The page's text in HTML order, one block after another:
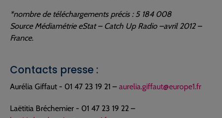
*nombre de téléchargements précis : 5 184 008
Source Médiamétrie eStat – Catch Up Radio –avril 2012 –
France.
Contacts presse :
Aurélia Giffaut - 01 47 23 19 21 – aurelia.giffaut@europe1.fr
Laëtitia Bréchemier - 01 47 23 19 22 –